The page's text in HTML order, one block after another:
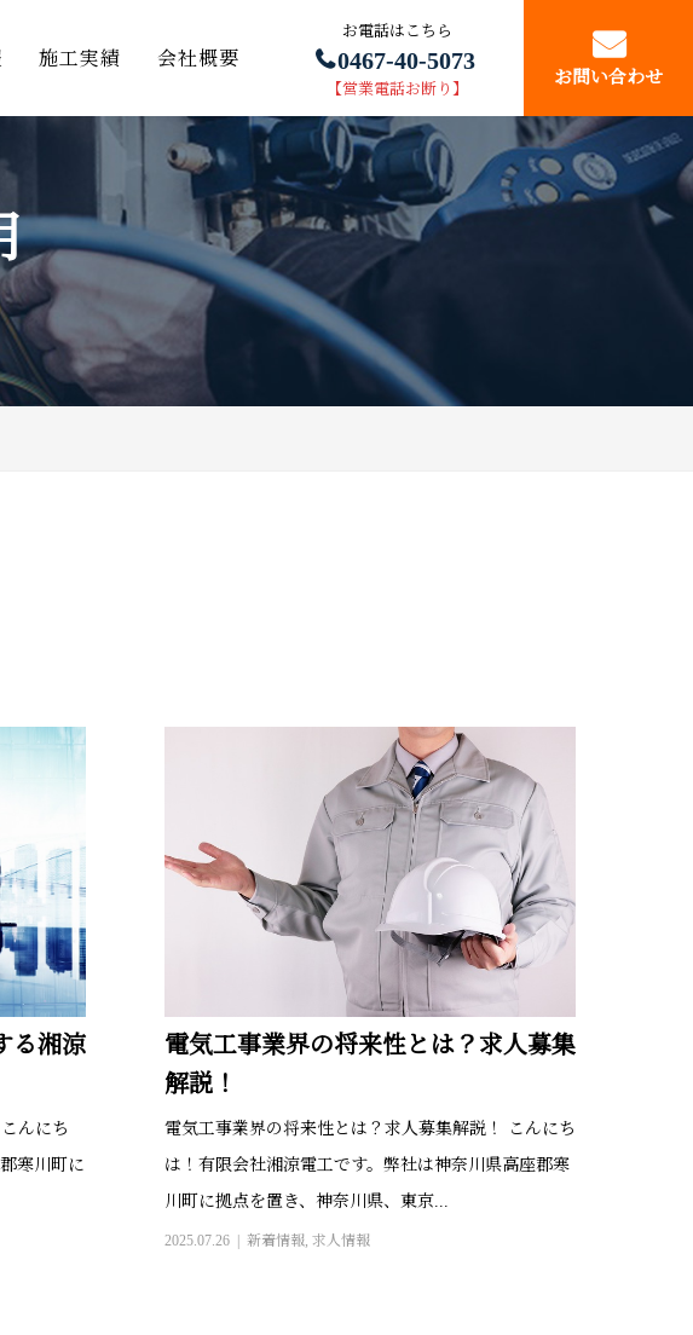
施工実績 会社概要
お電話はこちら
0467-40-5073
【営業電話お断り】
お問い合わせ
る湘涼
んにち
寒川町に
電気工事業界の将来性とは？求人募集
解説！
電気工事業界の将来性とは？求人募集解説！ こんにち
は！有限会社湘涼電工です。弊社は神奈川県高座郡寒
川町に拠点を置き、神奈川県、東京...
2025.07.26 新着情報, 求人情報